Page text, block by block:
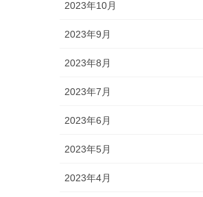
2023年10月
2023年9月
2023年8月
2023年7月
2023年6月
2023年5月
2023年4月